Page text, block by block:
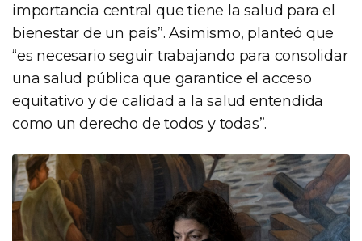
importancia central que tiene la salud para el
bienestar de un país”. Asimismo, planteó que
“es necesario seguir trabajando para consolidar
una salud pública que garantice el acceso
equitativo y de calidad a la salud entendida
como un derecho de todos y todas”.